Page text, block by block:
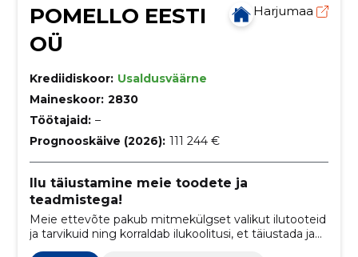
POMELLO EESTI
OÜ
Harjumaa
Krediidiskoor: Usaldusväärne
Maineskoor: 2830
Töötajaid: –
Prognooskäive (2026): 111 244 €
Ilu täiustamine meie toodete ja
teadmistega!
Meie ettevõte pakub mitmekülgset valikut ilutooteid
ja tarvikuid ning korraldab ilukoolitusi, et täiustada ja
avardada iluspetsialistide ja huviliste teadmisi.